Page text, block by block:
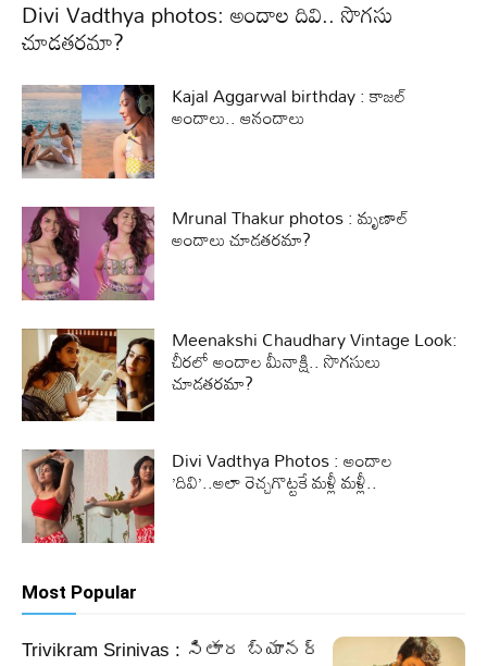
Divi Vadthya photos: అందాల దివి.. సొగసు
చూడతరమా?
Kajal Aggarwal birthday : కాజల్
అందాలు.. ఆనందాలు
Mrunal Thakur photos : మృణాల్
అందాలు చూడతరమా?
Meenakshi Chaudhary Vintage Look:
చీరలో అందాల మీనాక్షి.. సొగసులు
చూడతరమా?
Divi Vadthya Photos : అందాల
’దివి’..అలా రెచ్చగొట్టకే మళ్లీ మళ్లీ..
Most Popular
Trivikram Srinivas : సితార బ్యానర్